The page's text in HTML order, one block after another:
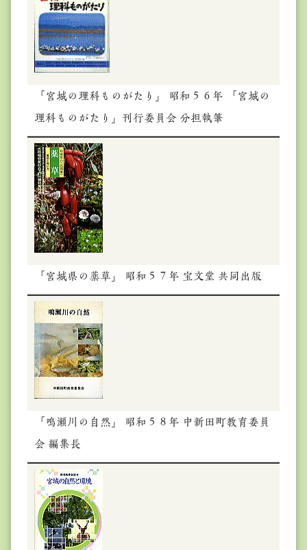
「宮城の理科ものがたり」 昭和５６年 「宮城の
理科ものがたり」刊行委員会 分担執筆
「宮城県の薬草」 昭和５７年 宝文堂 共同出版
「鳴瀬川の自然」 昭和５８年 中新田町教育委員
会 編集長